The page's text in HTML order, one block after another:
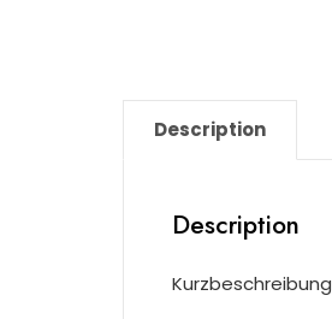
Description
Description
Kurzbeschreibung